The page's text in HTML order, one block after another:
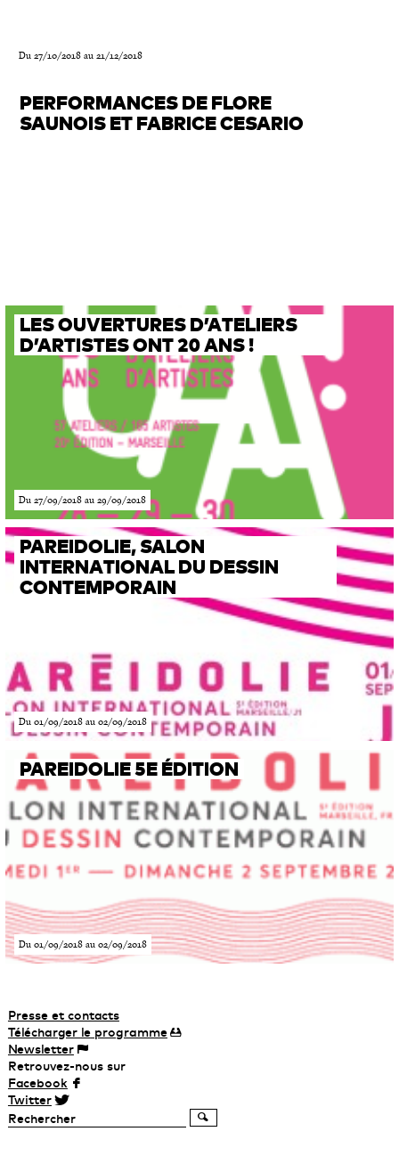
Du 27/10/2018 au 21/12/2018
PERFORMANCES DE FLORE
SAUNOIS ET FABRICE CESARIO
LES OUVERTURES D’ATELIERS
D’ARTISTES ONT 20 ANS !
Du 27/09/2018 au 29/09/2018
PAREIDOLIE, SALON
INTERNATIONAL DU DESSIN
CONTEMPORAIN
Du 01/09/2018 au 02/09/2018
PAREIDOLIE 5E ÉDITION
Du 01/09/2018 au 02/09/2018
Presse et contacts
Télécharger leprogramme
Newsletter
Retrouvez-nous sur
Facebook
Twitter